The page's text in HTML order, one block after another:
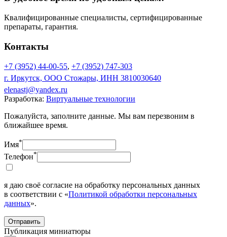
Квалифицированные специалисты, сертифицированные
препараты, гарантия.
Контакты
+7 (3952) 44-00-55, +7 (3952) 747-303
г. Иркутск, ООО Стожары, ИНН 3810030640
elenastj@yandex.ru
Разработка: Виртуальные технологии
Пожалуйста, заполните данные. Мы вам перезвоним в
ближайшее время.
Имя*
Телефон*
я даю своё согласие на обработку персональных данных
в соответствии с «Политикой обработки персональных
данных».
Отправить
Публикация миниатюры